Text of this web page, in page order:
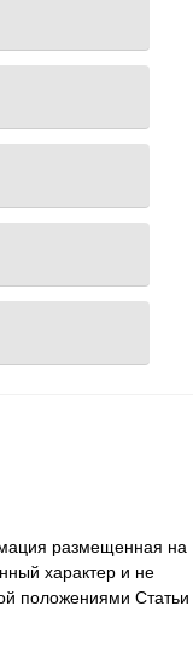
размещенная на
характер и не
положениями Статьи